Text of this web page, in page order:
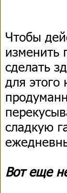
Чтобы
сделать
для
сладкую
Вот еще